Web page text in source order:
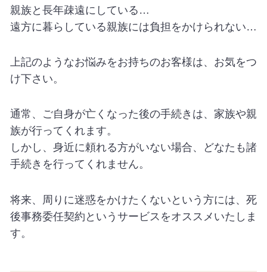
親族と長年疎遠にしている…
遠方に暮らしている親族には負担をかけられない…
上記のようなお悩みをお持ちのお客様は、お気をつ
け下さい。
通常、ご自身が亡くなった後の手続きは、家族や親
族が行ってくれます。
しかし、身近に頼れる方がいない場合、どなたも諸
手続きを行ってくれません。
将来、周りに迷惑をかけたくないという方には、死
後事務委任契約というサービスをオススメいたしま
す。